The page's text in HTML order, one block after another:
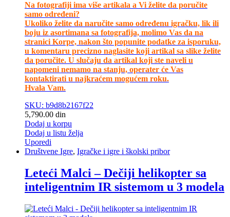
Na fotografiji ima više artikala a Vi želite da poručite
samo određeni?
Ukoliko želite da naručite samo određenu igračku, lik ili
boju iz asortimana sa fotografija, molimo Vas da na
stranici Korpe, nakon što popunite podatke za isporuku,
u komentaru precizno naglasite koji artikal sa slike želite
da poručite. U slučaju da artikal koji ste naveli u
napomeni nemamo na stanju, operater će Vas
kontaktirati u najkraćem mogućem roku.
Hvala Vam.
SKU: b9d8b2167f22
5,790.00 din
Dodaj u korpu
Dodaj u listu želja
Uporedi
Društvene Igre, Igračke i igre i školski pribor
Leteći Malci – Dečiji helikopter sa
inteligentnim IR sistemom u 3 modela